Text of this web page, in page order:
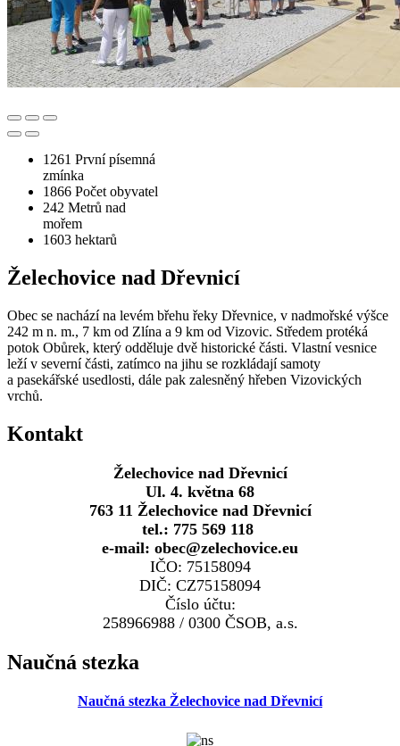
1261 První písemná
zmínka
1866 Počet obyvatel
242 Metrů nad
mořem
1603 hektarů
Želechovice nad Dřevnicí
Obec se nachází na levém břehu řeky Dřevnice, v nadmořské výšce
242 m n. m., 7 km od Zlína a 9 km od Vizovic. Středem protéká
potok Obůrek, který odděluje dvě historické části. Vlastní vesnice
leží v severní části, zatímco na jihu se rozkládají samoty
a pasekářské usedlosti, dále pak zalesněný hřeben Vizovických
vrchů.
Kontakt
Želechovice nad Dřevnicí
Ul. 4. května 68
763 11 Želechovice nad Dřevnicí
tel.: 775 569 118
e-mail: obec@zelechovice.eu
IČO: 75158094
DIČ: CZ75158094
Číslo účtu:
258966988 / 0300 ČSOB, a.s.
Naučná stezka
Naučná stezka Želechovice nad Dřevnicí